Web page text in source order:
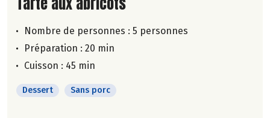
Nombre de personnes : 5 personnes
Préparation : 20 min
Cuisson : 45 min
Dessert Sans porc